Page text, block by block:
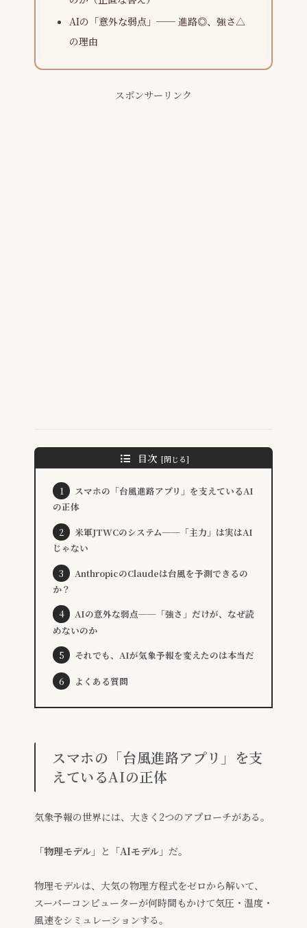
AIの「意外な弱点」── 進路◎、強さ△
の理由
スポンサーリンク
目次
スマホの「台風進路アプリ」を支えているAI
の正体
米軍JTWCのシステム──「主力」は実はAI
じゃない
AnthropicのClaudeは台風を予測できるの
か？
AIの意外な弱点──「強さ」だけが、なぜ読
めないのか
それでも、AIが気象予報を変えたのは本当だ
よくある質問
スマホの「台風進路アプリ」を支
えているAIの正体
気象予報の世界には、大きく2つのアプローチがある。
「物理モデル」 と 「AIモデル」 だ。
物理モデルは、大気の物理方程式をゼロから解いて、
スーパーコンピューターが何時間もかけて気圧・温度・
風速をシミュレーションする。